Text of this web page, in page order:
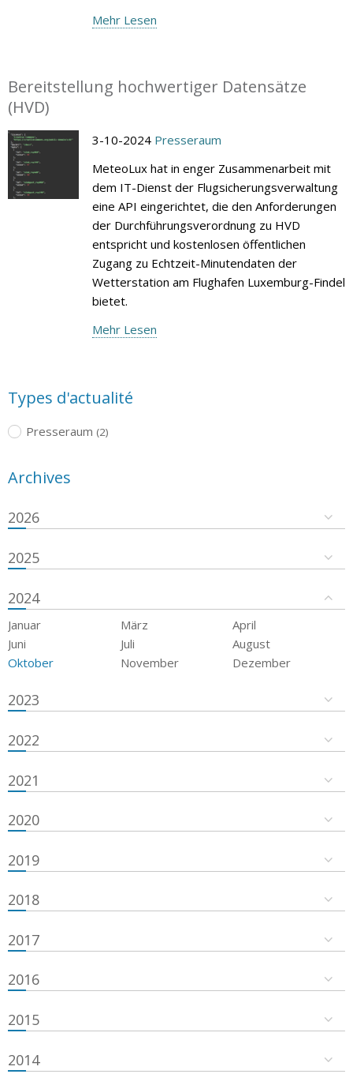
Mehr Lesen
Bereitstellung hochwertiger Datensätze
(HVD)
3-10-2024 Presseraum
MeteoLux hat in enger Zusammenarbeit mit
dem IT-Dienst der Flugsicherungsverwaltung
eine API eingerichtet, die den Anforderungen
der Durchführungsverordnung zu HVD
entspricht und kostenlosen öffentlichen
Zugang zu Echtzeit-Minutendaten der
Wetterstation am Flughafen Luxemburg-Findel
bietet.
Mehr Lesen
Types d'actualité
Presseraum (2)
Archives
2026
2025
2024
Januar März
April
Juni
Juli
August
Oktober
November Dezember
2023
2022
2021
2020
2019
2018
2017
2016
2015
2014